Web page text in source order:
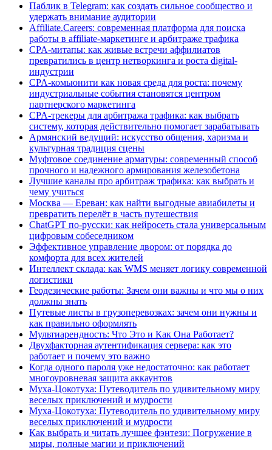
Паблик в Telegram: как создать сильное сообщество и
удержать внимание аудитории
Affiliate.Careers: современная платформа для поиска
работы в affiliate-маркетинге и арбитраже трафика
CPA-митапы: как живые встречи аффилиатов
превратились в центр нетворкинга и роста digital-
индустрии
CPA-комьюнити как новая среда для роста: почему
индустриальные события становятся центром
партнерского маркетинга
CPA-трекеры для арбитража трафика: как выбрать
систему, которая действительно помогает зарабатывать
Армянский ведущий: искусство общения, харизма и
культурная традиция сцены
Муфтовое соединение арматуры: современный способ
прочного и надежного армирования железобетона
Лучшие каналы про арбитраж трафика: как выбрать и
чему учиться
Москва — Ереван: как найти выгодные авиабилеты и
превратить перелёт в часть путешествия
ChatGPT по-русски: как нейросеть стала универсальным
цифровым собеседником
Эффективное управление двором: от порядка до
комфорта для всех жителей
Интеллект склада: как WMS меняет логику современной
логистики
Геодезические работы: Зачем они важны и что мы о них
должны знать
Путевые листы в грузоперевозках: зачем они нужны и
как правильно оформлять
Мультиарендность: Что Это и Как Она Работает?
Двухфакторная аутентификация сервера: как это
работает и почему это важно
Когда одного пароля уже недостаточно: как работает
многоуровневая защита аккаунтов
Муха-Цокотуха: Путеводитель по удивительному миру
веселых приключений и мудрости
Муха-Цокотуха: Путеводитель по удивительному миру
веселых приключений и мудрости
Как выбрать и читать лучшее фэнтези: Погружение в
миры, полные магии и приключений